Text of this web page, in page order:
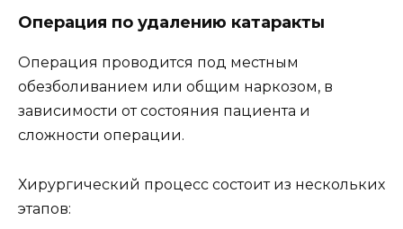
Операция по удалению катаракты
Операция проводится под местным
обезболиванием или общим наркозом, в
зависимости от состояния пациента и
сложности операции.
Хирургический процесс состоит из нескольких
этапов: